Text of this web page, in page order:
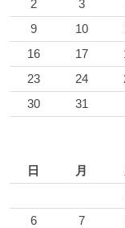
2
3
9
10
16
17
23
24
30
31
日 月
6
7